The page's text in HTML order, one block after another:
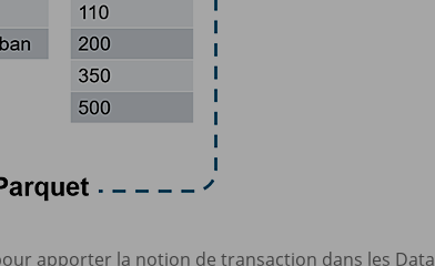
apporter la notion de transaction dans les Data